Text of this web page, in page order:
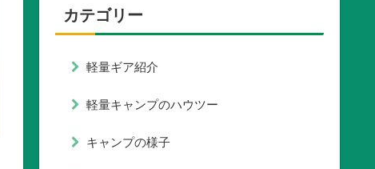
カテゴリー
軽量ギア紹介
軽量キャンプのハウツー
キャンプの様子